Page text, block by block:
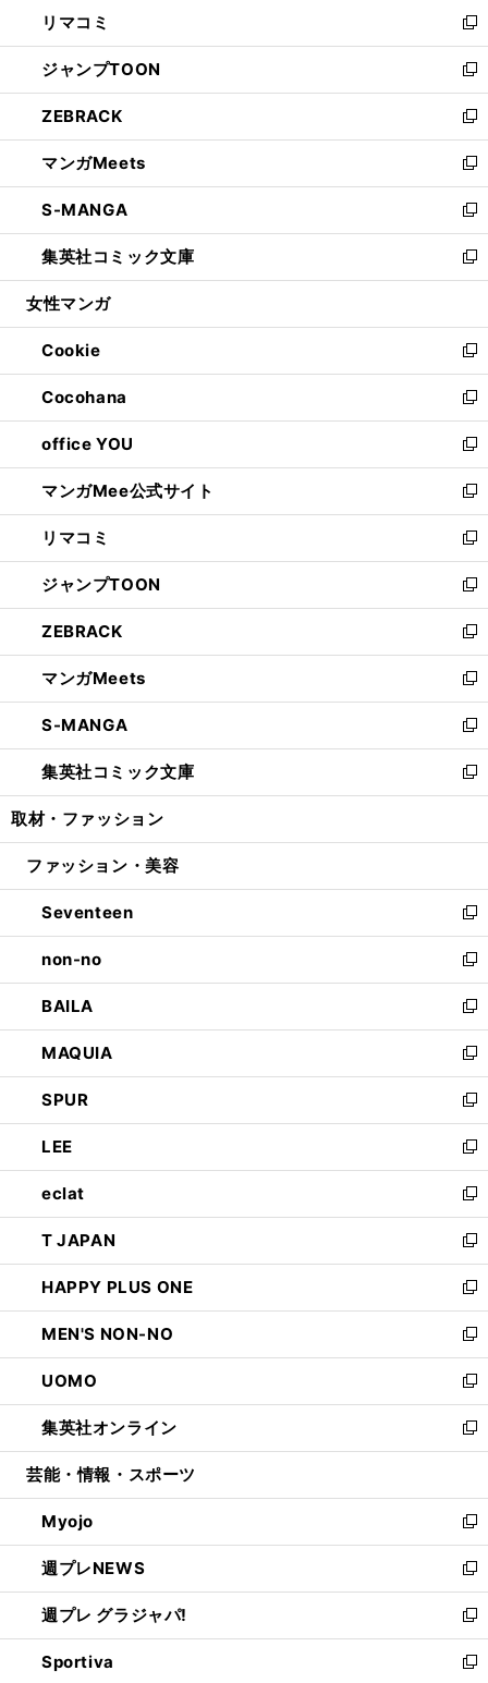
で
開
く
ド
ウ
で
開
く
ィ
ン
ド
ウ
で
開
く
い
ウ
ィ
ン
ド
ウ
で
開
く
リマコミ
新
し
い
ウ
ィ
ン
ド
ウ
で
開
く
ジャンプTOON
新
し
い
ウ
ィ
ン
ド
ウ
で
開
ZEBRACK
新
し
い
ウ
ィ
ン
ド
ウ
開
く
マンガMeets
新
し
い
ウ
ィ
ン
ウ
で
開
く
S-MANGA
新
し
い
ウ
ン
ド
ウ
で
開
く
集英社コミック文庫
新
し
ウ
ィ
ン
ド
ウ
で
開
く
女性マンガ
Cookie
新
し
い
ウ
ィ
ン
ド
ウ
で
開
く
Cocohana
新
し
い
ウ
ィ
ン
ド
ウ
で
開
く
office YOU
新
し
い
ウ
ィ
ン
ド
ウ
で
開
く
マンガMee公式サイト
新
し
い
ウ
ィ
ン
ド
ウ
で
開
く
リマコミ
新
し
い
ウ
ィ
ン
ド
ウ
で
開
く
ジャンプTOON
新
し
い
ウ
ィ
ン
ド
ウ
で
開
ZEBRACK
新
し
い
ウ
ィ
ン
ド
ウ
開
マンガMeets
新
し
い
ウ
ィ
ン
ウ
開
く
S-MANGA
新
し
い
ウ
ン
ウ
で
開
く
集英社コミック文庫
新
し
ウ
ン
ド
ウ
で
開
く
取材・ファッション
ファッション・美容
Seventeen
新
し
い
ウ
ィ
ン
ド
ウ
で
開
く
non-no
新
し
い
ウ
ィ
ン
ド
ウ
で
開
く
BAILA
新
し
い
ウ
ィ
ン
ド
ウ
で
開
く
MAQUIA
新
し
い
ウ
ィ
ン
ド
ウ
で
開
く
SPUR
新
し
い
ウ
ィ
ン
ド
ウ
で
開
く
LEE
新
し
い
ウ
ィ
ン
ド
ウ
で
開
く
eclat
新
し
い
ウ
ィ
ン
ド
ウ
で
開
く
T JAPAN
新
し
い
ウ
ィ
ン
ド
ウ
で
開
HAPPY PLUS ONE
新
し
い
ウ
ィ
ン
ド
ウ
開
く
MEN'S NON-NO
新
し
い
ウ
ィ
ン
ウ
で
開
く
UOMO
新
し
い
ウ
ン
ド
ウ
で
開
く
集英社オンライン
新
し
ウ
ィ
ン
ド
ウ
で
開
く
芸能・情報・スポーツ
Myojo
新
し
い
ウ
ィ
ン
ド
週プレNEWS
新
し
い
ウ
ィ
週プレ グラジャパ!
新
し
い
Sportiva
新